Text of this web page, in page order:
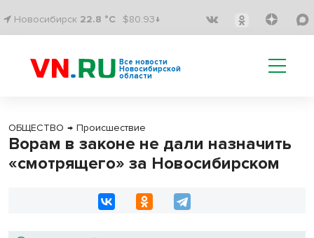
Новосибирск 22.8 °C $80.93↓
Все новости
Новосибирской
области
ОБЩЕСТВО → Происшествие
Ворам в законе не дали назначить
«смотрящего» за Новосибирском